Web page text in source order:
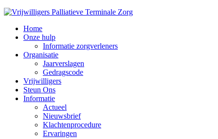
Home
Onze hulp
Informatie zorgverleners
Organisatie
Jaarverslagen
Gedragscode
Vrijwilligers
Steun Ons
Informatie
Actueel
Nieuwsbrief
Klachtenprocedure
Ervaringen